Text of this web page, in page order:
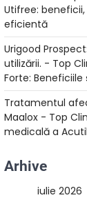
Utifree:
eficientă
Urigood
utilizării. - Top
Forte:
Tratamentul
Maalox - Top
medicală a
Arhive
iulie 2026